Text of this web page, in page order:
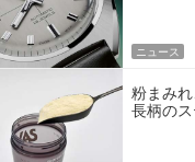
ニュース
粉まみ
長柄の